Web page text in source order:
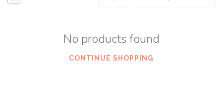
No products found
CONTINUE SHOPPING